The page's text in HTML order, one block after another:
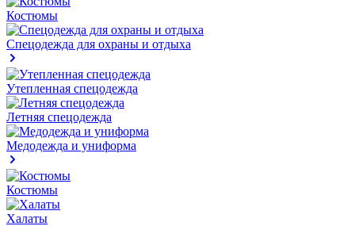
Костюмы
Спецодежда для охраны и отдыха
Утепленная спецодежда
Летняя спецодежда
Медодежда и униформа
Костюмы
Халаты